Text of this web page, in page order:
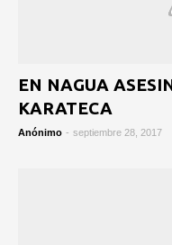
EN NAGUA
KARATECA
Anónimo - septiembre 28, 2017